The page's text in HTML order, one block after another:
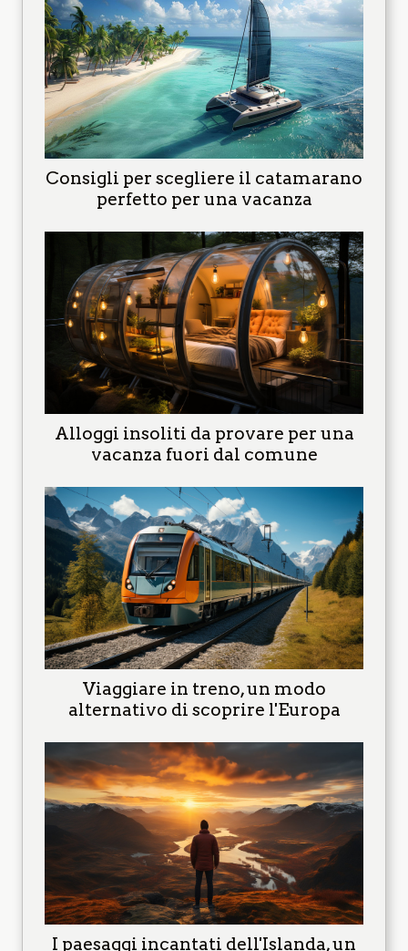
Consigli per scegliere il catamarano
perfetto per una vacanza
Alloggi insoliti da provare per una
vacanza fuori dal comune
Viaggiare in treno, un modo
alternativo di scoprire l'Europa
I paesaggi incantati dell'Islanda, un